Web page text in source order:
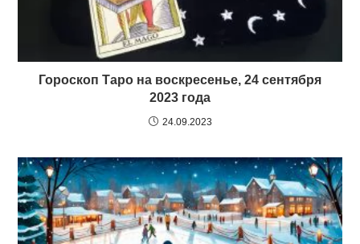
Гороскоп Таро на воскресенье, 24 сентября
2023 года
24.09.2023